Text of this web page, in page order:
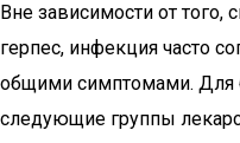
Вне зависимости от
герпес, инфекция часто
общими симптомами. Для
следующие группы